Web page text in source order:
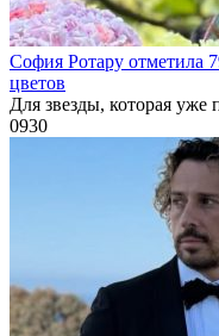
София Ротару отметила
цветов
Для звезды, которая уже
0930